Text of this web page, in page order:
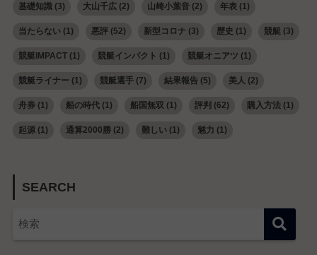
基礎知識(3) 大山千広(2) 山崎小葉音(2) 年表(1)
当たらない(1) 悪評(52) 新型コロナ(3) 歴史 (1) 競艇 (3)
競艇IMPACT(1) 競艇インパクト (1) 競艇オニアツ (1)
競艇ライナー (1) 競艇選手(7) 結果報告(5) 美人 (2)
舟券(1) 船の時代(1) 船国無双 (1) 評判 (62) 購入方法(1)
起源(1) 通算2000勝(2) 難しい(1) 魅力 (1)
SEARCH